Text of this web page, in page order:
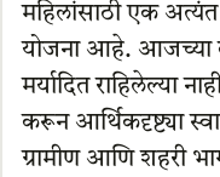
महिलांसाठी एक अत्यंत
योजना आहे. आजच्या
मर्यादित राहिलेल्या
करून आर्थिकदृष्ट्या
ग्रामीण आणि शहरी